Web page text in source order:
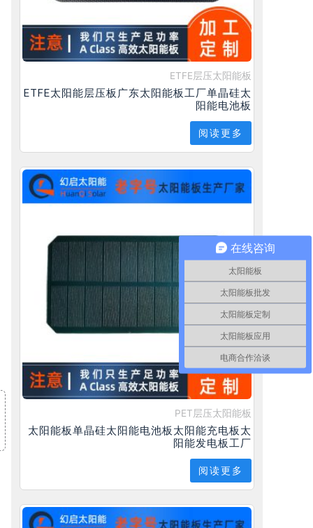
ETFE层压太阳能板
ETFE太阳能层压板广东太阳能板工厂单晶硅太
阳能电池板
阅读更多
PET层压太阳能板
太阳能板单晶硅太阳能电池板太阳能充电板太
阳能发电板工厂
阅读更多
在线咨询
太阳能板
太阳能板批发
太阳能板定制
太阳能板应用
电商合作洽谈